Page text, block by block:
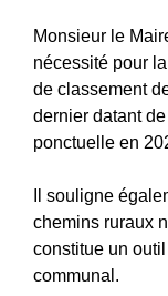
Monsieur le
nécessité pour
de classement
dernier datant
ponctuelle en
Il souligne
chemins ruraux
constitue un
communal.